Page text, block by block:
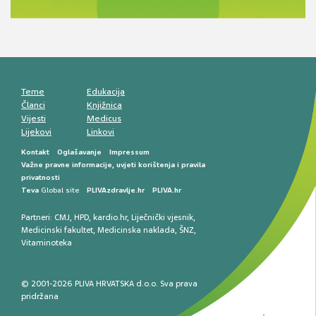
smetnji do rane onkološke dijagnostike
Teme
Članci
Vijesti
Lijekovi
Edukacija
Knjižnica
Medicus
Linkovi
Kontakt Oglašavanje
Impressum
Važne pravne informacije, uvjeti korištenja i pravila
privatnosti
Teva Global site PLIVAzdravlje.hr PLIVA.hr
Partneri: CMJ, HPD, kardio.hr, Liječnički vjesnik,
Medicinski fakultet, Medicinska naklada, ŠNZ,
Vitaminoteka
© 2001-2026 PLIVA HRVATSKA d.o.o. Sva prava
pridržana